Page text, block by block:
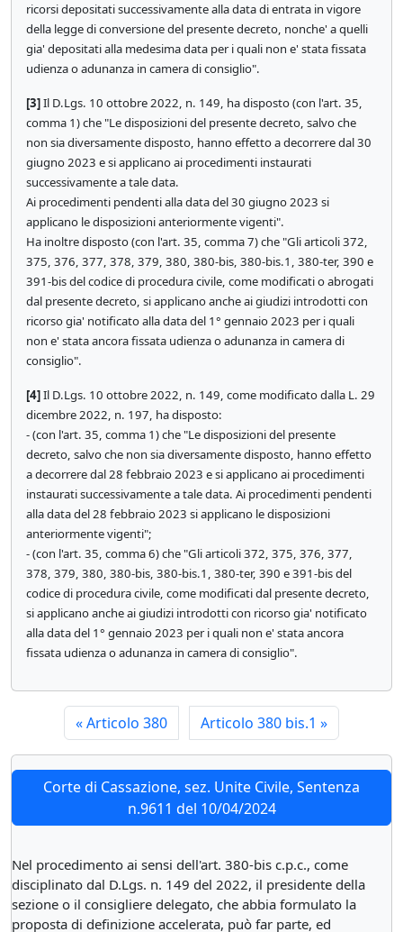
ricorsi depositati successivamente alla data di entrata in vigore
della legge di conversione del presente decreto, nonche' a quelli
gia' depositati alla medesima data per i quali non e' stata fissata
udienza o adunanza in camera di consiglio".
[3]Il D.Lgs. 10 ottobre 2022, n. 149, ha disposto (con l'art. 35,
comma 1) che "Le disposizioni del presente decreto, salvo che
non sia diversamente disposto, hanno effetto a decorrere dal 30
giugno 2023 e si applicano ai procedimenti instaurati
successivamente a tale data.
Ai procedimenti pendenti alla data del 30 giugno 2023 si
applicano le disposizioni anteriormente vigenti".
Ha inoltre disposto (con l'art. 35, comma 7) che "Gli articoli 372,
375, 376, 377, 378, 379, 380, 380-bis, 380-bis.1, 380-ter, 390 e
391-bis del codice di procedura civile, come modificati o abrogati
dal presente decreto, si applicano anche ai giudizi introdotti con
ricorso gia' notificato alla data del 1° gennaio 2023 per i quali
non e' stata ancora fissata udienza o adunanza in camera di
consiglio".
[4]Il D.Lgs. 10 ottobre 2022, n. 149, come modificato dalla L. 29
dicembre 2022, n. 197, ha disposto:
- (con l'art. 35, comma 1) che "Le disposizioni del presente
decreto, salvo che non sia diversamente disposto, hanno effetto
a decorrere dal 28 febbraio 2023 e si applicano ai procedimenti
instaurati successivamente a tale data. Ai procedimenti pendenti
alla data del 28 febbraio 2023 si applicano le disposizioni
anteriormente vigenti";
- (con l'art. 35, comma 6) che "Gli articoli 372, 375, 376, 377,
378, 379, 380, 380-bis, 380-bis.1, 380-ter, 390 e 391-bis del
codice di procedura civile, come modificati dal presente decreto,
si applicano anche ai giudizi introdotti con ricorso gia' notificato
alla data del 1° gennaio 2023 per i quali non e' stata ancora
fissata udienza o adunanza in camera di consiglio".
«Articolo 380 Articolo 380 bis.1 »
Corte di Cassazione, sez. Unite Civile, Sentenza
n.9611 del 10/04/2024
Nel procedimento ai sensi dell'art. 380-bis c.p.c., come
disciplinato dal D.Lgs. n. 149 del 2022, il presidente della
sezione o il consigliere delegato, che abbia formulato la
proposta di definizione accelerata, può far parte, ed